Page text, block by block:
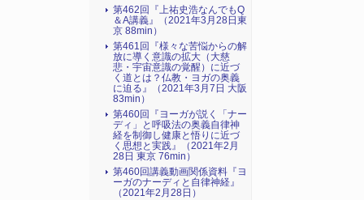
第462回『上祐史浩なんでもQ
＆A講義』（2021年3月28日東
京 88min）
第461回『様々な苦悩からの解
放に導く意識の拡大（大慈
悲・宇宙意識の覚醒）に近づ
く道とは？仏教・ヨガの奥義
に迫る』（2021年3月7日 大阪
83min）
第460回『ヨーガが説く「ナー
ディ」と呼吸法の奥義自律神
経を制御し健康と悟りに近づ
く思想と実践』（2021年2月
28日 東京 76min）
第460回講義動画関係資料『ヨ
ーガのナーディと自律神経』
（2021年2月28日）